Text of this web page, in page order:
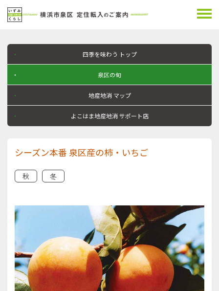
四季を味わう トップ
泉区の旬
地産地消マップ
よこはま地産地消サポート店
シーズン本番 泉区産の柿・いちご
秋 冬